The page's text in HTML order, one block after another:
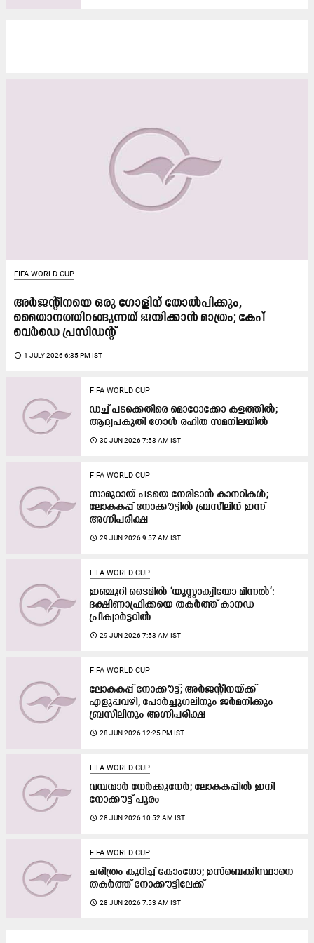
FIFA WORLD CUP
അർജന്‍റീനയെ ഒരു ഗോളിന് തോൽപിക്കും,
മൈതാനത്തിറങ്ങുന്നത് ജയിക്കാൻ മാത്രം; കേപ്
വെർഡെ പ്രസിഡന്‍റ്
access_time 1 JULY 2026 6:35 PM IST
FIFA WORLD CUP
ഡച്ച് പടക്കെതിരെ മൊറോക്കോ കളത്തിൽ;
ആദ്യപകുതി ഗോൾ രഹിത സമനിലയിൽ
access_time 30 JUN 2026 7:53 AM IST
FIFA WORLD CUP
സാമുറായ് പടയെ നേരിടാൻ കാനറികൾ;
ലോകകപ്പ് നോക്കൗട്ടിൽ ബ്രസീലിന് ഇന്ന്
അഗ്നിപരീക്ഷ
access_time 29 JUN 2026 9:57 AM IST
FIFA WORLD CUP
ഇഞ്ചുറി ടൈമിൽ ‘യൂസ്റ്റാക്വിയോ മിന്നൽ’:
ദക്ഷിണാഫ്രിക്കയെ തകർത്ത് കാനഡ
പ്രീക്വാർട്ടറിൽ
access_time 29 JUN 2026 7:53 AM IST
FIFA WORLD CUP
ലോകകപ്പ് നോക്കൗട്ട്; അർജന്റീനയ്ക്ക്
എളുപ്പവഴി, പോർച്ചുഗലിനും ജർമനിക്കും
ബ്രസീലിനും അഗ്നിപരീക്ഷ
access_time 28 JUN 2026 12:25 PM IST
FIFA WORLD CUP
വമ്പന്മാർ നേർക്കുനേർ; ലോകകപ്പിൽ ഇനി
നോക്കൗട്ട് പൂരം
access_time 28 JUN 2026 10:52 AM IST
FIFA WORLD CUP
ചരിത്രം കുറിച്ച് കോംഗോ; ഉസ്ബെക്കിസ്ഥാനെ
തകർത്ത് നോക്കൗട്ടിലേക്ക്
access_time 28 JUN 2026 7:53 AM IST